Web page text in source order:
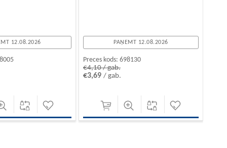
12.08.2026 PAŅEMT 12.08.2026
Preces kods: 698130
€4,10 / gab.
€3,69 / gab.